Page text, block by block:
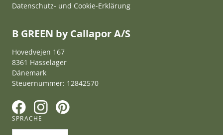
Datenschutz- und Cookie-Erklärung
B GREEN by Callapor A/S
Hovedvejen 167
8361 Hasselager
Dänemark
Steuernummer: 12842570
F I P
SPRACHE